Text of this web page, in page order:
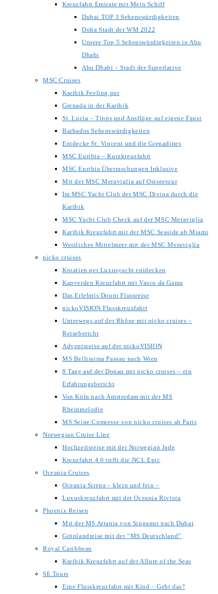
Kreuzfahrt Emirate mit Mein Schiff
Dubai TOP 3 Sehenswürdigkeiten
Doha Stadt der WM 2022
Unsere Top 5 Sehenswürdigkeiten in Abu
Dhabi
Abu Dhabi – Stadt der Superlative
MSC Cruises
Karibik Feeling pur
Grenada in der Karibik
St. Lucia – Tipps und Ausflüge auf eigene Faust
Barbados Sehenswürdigkeiten
Entdecke St. Vincent und die Grenadines
MSC Euribia – Kurzkreuzfahrt
MSC Euribia Überraschungen Inklusive
Mit der MSC Meraviglia auf Ostseetour
Im MSC Yacht Club der MSC Divina durch die
Karibik
MSC Yacht Club Check auf der MSC Meraviglia
Karibik Kreuzfahrt mit der MSC Seaside ab Miami
Westliches Mittelmeer mit der MSC Meraviglia
nicko cruises
Kroatien per Luxusyacht entdecken
Kapverden Kreuzfahrt mit Vasco da Gama
Das Erlebnis Douro Flussreise
nickoVISION Flusskreuzfahrt
Unterwegs auf der Rhône mit nicko cruises –
Reisebericht
Adventsreise auf der nickoVISION
MS Bellissima Passau nach Wien
8 Tage auf der Donau mit nicko cruises – ein
Erfahrungsbericht
Von Köln nach Amsterdam mit der MS
Rheinmelodie
MS Seine Comtesse von nicko cruises ab Paris
Norwegian Cruise Line
Hochzeitsreise mit der Norwegian Jade
Kreuzfahrt 4.0 trifft die NCL Epic
Oceania Cruises
Oceania Sirena – klein und fein –
Luxuskreuzfahrt mit der Oceania Riviera
Phoenix Reisen
Mit der MS Artania von Singapur nach Dubai
Grönlandreise mit der “MS Deutschland”
Royal Caribbean
Karibik Kreuzfahrt auf der Allure of the Seas
SE Tours
Eine Flusskreuzfahrt mit Kind – Geht das?